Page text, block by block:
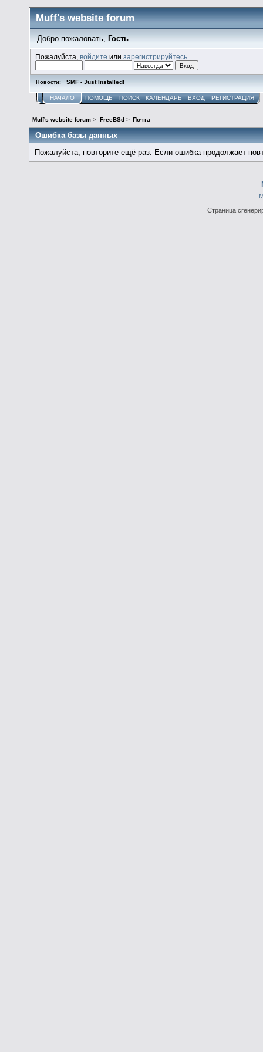
Muff's website forum
Добро пожаловать, Гость
Пожалуйста,войдите илизарегистрируйтесь
Новости: SMF - Just Installed!
НАЧАЛО ПОМОЩЬ ПОИСК КАЛЕНДАРЬ ВХОД РЕГИСТРАЦИЯ
Muff's website forum > FreeBSd > Почта
Ошибка базы данных
Пожалуйста, повторите ещё раз. Если ошибка продолжает
Страница